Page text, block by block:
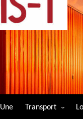
Transport